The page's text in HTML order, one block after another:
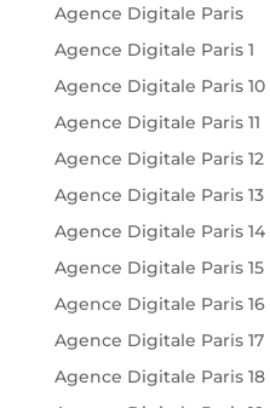
Agence Digitale Paris
Agence Digitale Paris 1
Agence Digitale Paris 10
Agence Digitale Paris 11
Agence Digitale Paris 12
Agence Digitale Paris 13
Agence Digitale Paris 14
Agence Digitale Paris 15
Agence Digitale Paris 16
Agence Digitale Paris 17
Agence Digitale Paris 18